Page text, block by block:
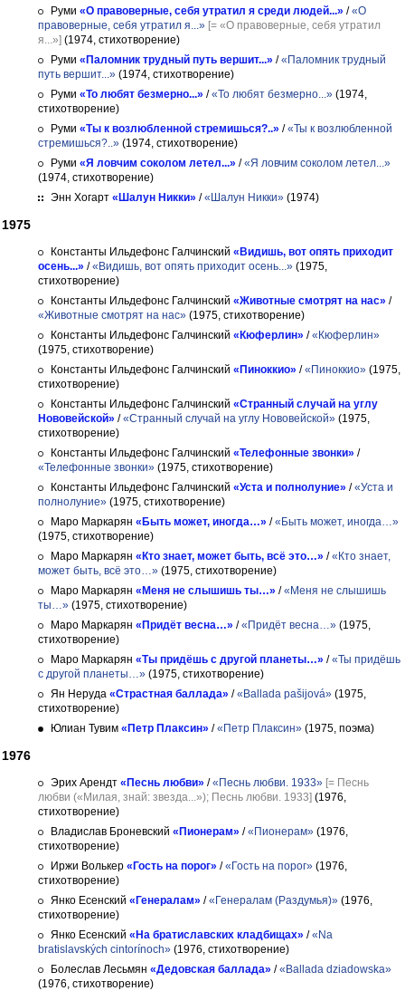
Руми «О правоверные, себя утратил я среди людей...» /«О
правоверные, себя утратил я...» [= «О правоверные, себя утратил
я...»] (1974, стихотворение)
Руми «Паломник трудный путь вершит...» /«Паломник трудный
путь вершит...» (1974, стихотворение)
Руми «То любят безмерно...» /«То любят безмерно...» (1974,
стихотворение)
Руми «Ты к возлюбленной стремишься?..» /«Ты к возлюбленной
стремишься?..» (1974, стихотворение)
Руми «Я ловчим соколом летел...» /«Я ловчим соколом летел...»
(1974, стихотворение)
Энн Хогарт «Шалун Никки» /«Шалун Никки» (1974)
1975
Константы Ильдефонс Галчинский «Видишь, вот опять приходит
осень...» /«Видишь, вот опять приходит осень...» (1975,
стихотворение)
Константы Ильдефонс Галчинский «Животные смотрят на нас» /
«Животные смотрят на нас» (1975, стихотворение)
Константы Ильдефонс Галчинский «Кюферлин» /«Кюферлин»
(1975, стихотворение)
Константы Ильдефонс Галчинский «Пиноккио» /«Пиноккио» (1975,
стихотворение)
Константы Ильдефонс Галчинский «Странный случай на углу
Нововейской» /«Странный случай на углу Нововейской» (1975,
стихотворение)
Константы Ильдефонс Галчинский «Телефонные звонки» /
«Телефонные звонки» (1975, стихотворение)
Константы Ильдефонс Галчинский «Уста и полнолуние» /«Уста и
полнолуние» (1975, стихотворение)
Маро Маркарян «Быть может, иногда…» /«Быть может, иногда…»
(1975, стихотворение)
Маро Маркарян «Кто знает, может быть, всё это…» /«Кто знает,
может быть, всё это…» (1975, стихотворение)
Маро Маркарян «Меня не слышишь ты…» /«Меня не слышишь
ты…» (1975, стихотворение)
Маро Маркарян «Придёт весна…» /«Придёт весна…» (1975,
стихотворение)
Маро Маркарян «Ты придёшь с другой планеты…» /«Ты придёшь
с другой планеты…» (1975, стихотворение)
Ян Неруда «Страстная баллада» /«Ballada pašijová» (1975,
стихотворение)
Юлиан Тувим «Петр Плаксин» /«Петр Плаксин» (1975, поэма)
1976
Эрих Арендт «Песнь любви» /«Песнь любви. 1933» [= Песнь
любви («Милая, знай: звезда...»); Песнь любви. 1933] (1976,
стихотворение)
Владислав Броневский «Пионерам» /«Пионерам» (1976,
стихотворение)
Иржи Волькер «Гость на порог» /«Гость на порог» (1976,
стихотворение)
Янко Есенский «Генералам» /«Генералам (Раздумья)» (1976,
стихотворение)
Янко Есенский «На братиславских кладбищах» /«Na
bratislavských cintorínoch» (1976, стихотворение)
Болеслав Лесьмян «Дедовская баллада» /«Ballada dziadowska»
(1976, стихотворение)